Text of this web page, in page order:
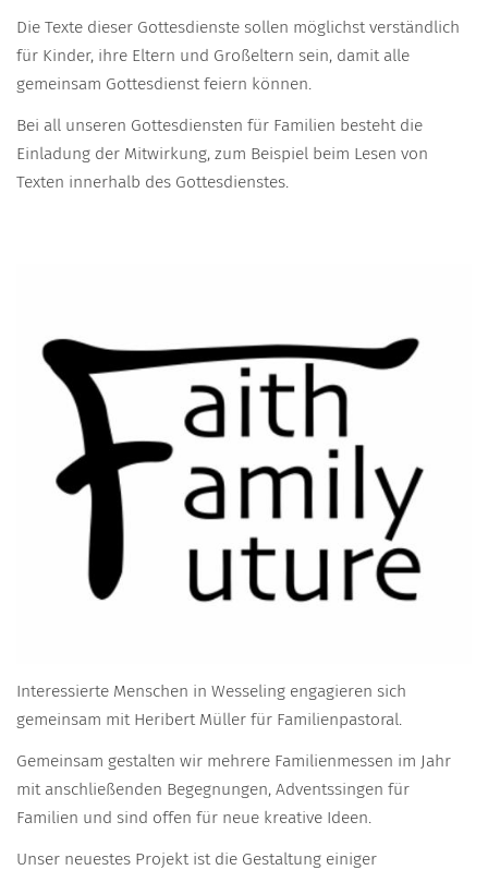
Die Texte dieser Gottesdienste sollen möglichst verständlich
für Kinder, ihre Eltern und Großeltern sein, damit alle
gemeinsam Gottesdienst feiern können.
Bei all unseren Gottesdiensten für Familien besteht die
Einladung der Mitwirkung, zum Beispiel beim Lesen von
Texten innerhalb des Gottesdienstes.
Interessierte Menschen in Wesseling engagieren sich
gemeinsam mit Heribert Müller für Familienpastoral.
Gemeinsam gestalten wir mehrere Familienmessen im Jahr
mit anschließenden Begegnungen, Adventssingen für
Familien und sind offen für neue kreative Ideen.
Unser neuestes Projekt ist die Gestaltung einiger